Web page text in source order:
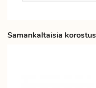
Samankaltaisia